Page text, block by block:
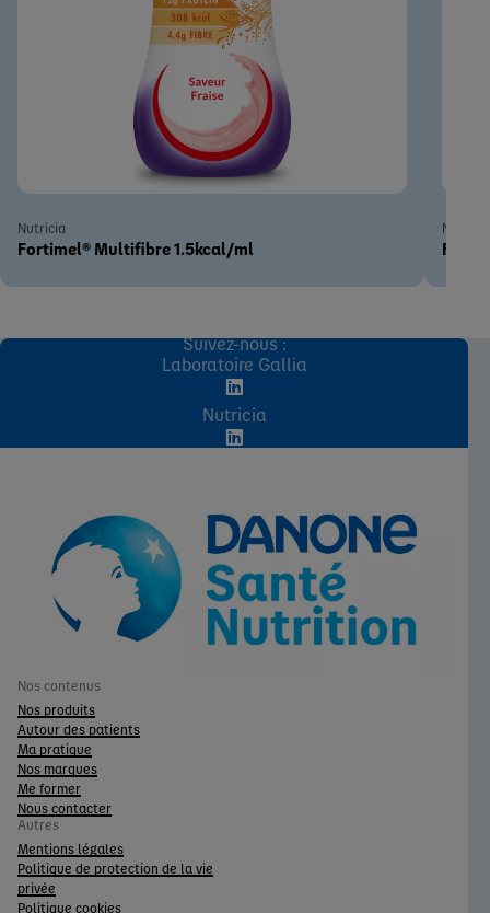
Nutricia
Fortimel® Multifibre 1.5kcal/ml
Nutricia
Suivez-nous :
Laboratoire Gallia
Nutricia
Nos contenus
Nos produits
Autour des patients
Ma pratique
Nos marques
Me former
Nous contacter
Autres
Mentions légales
Politique de protection de la vie
privée
Politique cookies